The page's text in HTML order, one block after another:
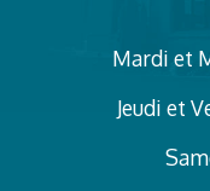
Mardi et
Jeudi et